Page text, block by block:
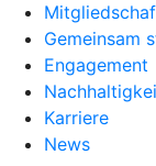
Gemeinsam
Engagement
Karriere
News